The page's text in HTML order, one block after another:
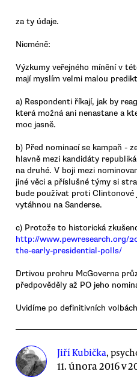
za ty údaje.
Nicméně:
Výzkumy veřejného mínění v
mají myslím velmi malou
a) Respondenti říkají, jak by
která možná ani nenastane a
moc jasně.
b) Před nominací se kampaň -
hlavně mezi kandidáty
na druhé. V boji mezi
jiné věci a příslušné týmy si
bude používat proti Clintonové
vytáhnou na Sanderse.
c) Protože to historická
http://www.pewresearch.org/
the-early-presidential-polls/
Drtivou prohru McGoverna
předpověděly až PO jeho
Uvidíme po definitivních
Jiří Kubička,
11. února 2016 v